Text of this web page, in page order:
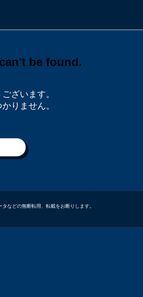
ざいます。
りません。
などの無断転用、転載をお断りします。